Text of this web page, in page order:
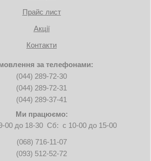
Прайс лист
Акції
Контакти
за телефонами:
(044) 289-72-30
(044) 289-72-31
(044) 289-37-41
Ми працюємо:
00 до 18-30 Сб: с 10-00 до 15-00
(068) 716-11-07
(093) 512-52-72